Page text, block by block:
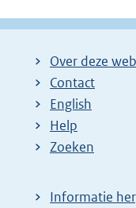
Over deze
Contact
English
Help
Zoeken
Informatie